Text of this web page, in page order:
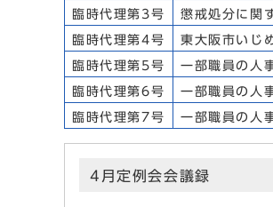
臨時代理第3号 懲戒処分に関
臨時代理第4号 東大阪市いじ
臨時代理第5号 一部職員の人
臨時代理第6号 一部職員の人
臨時代理第7号 一部職員の人
4月定例会会議録